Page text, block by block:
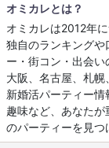
オミカレとは？
オミカレは2012年
独自のランキングや
ー・街コン・出会い
大阪、名古屋、札
新婚活パーティー情
趣味など、あなた
のパーティーを見つ